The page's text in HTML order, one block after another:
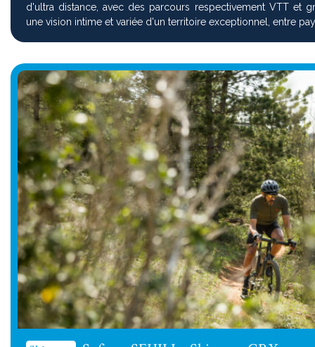
d'ultra distance, avec des parcours respectivement VTT et gravel. Elles
une vision intime et variée d'un territoire exceptionnel, entre